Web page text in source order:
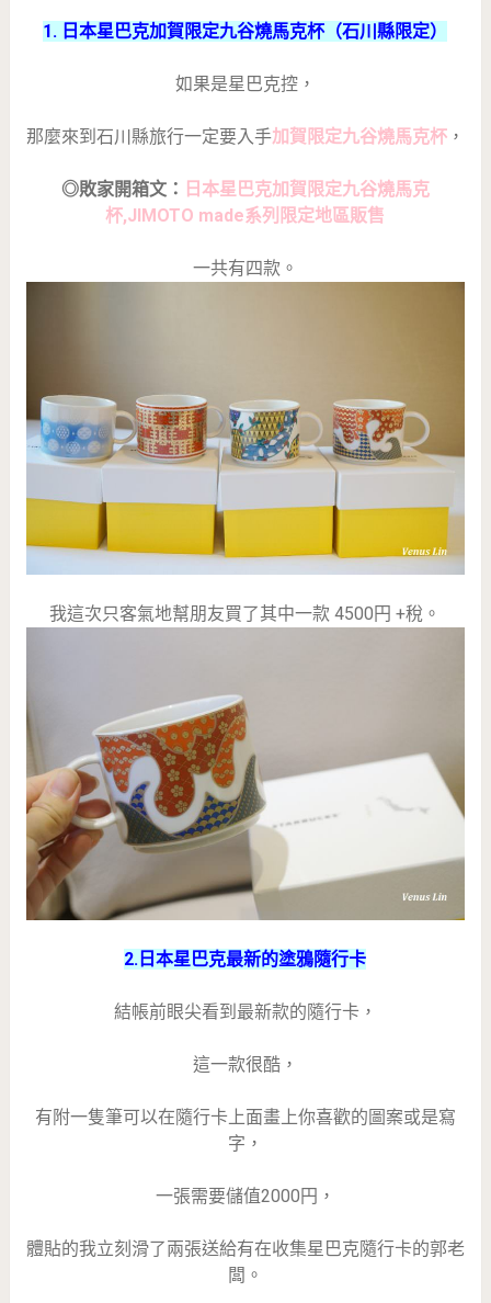
1. 日本星巴克加賀限定九谷燒馬克杯（石川縣限定）
如果是星巴克控，
那麼來到石川縣旅行一定要入手加賀限定九谷燒馬克杯，
◎敗家開箱文： 日本星巴克加賀限定九谷燒馬克
杯,JIMOTO made系列限定地區販售
一共有四款。
我這次只客氣地幫朋友買了其中一款 4500円 +稅。
2.日本星巴克最新的塗鴉隨行卡
結帳前眼尖看到最新款的隨行卡，
這一款很酷，
有附一隻筆可以在隨行卡上面畫上你喜歡的圖案或是寫
字，
一張需要儲值2000円，
體貼的我立刻滑了兩張送給有在收集星巴克隨行卡的郭老
闆。